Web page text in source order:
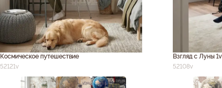
Космическое путешествие
52121v
Взгляд с Луны 1v
52108v